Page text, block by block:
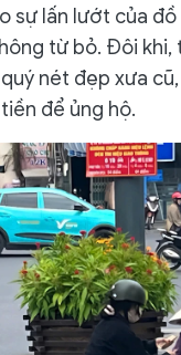
sự lấn lướt của
từ bỏ. Đôi khi,
nét đẹp xưa
để ủng hộ.